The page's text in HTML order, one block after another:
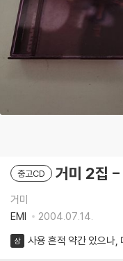
중고CD 거미 2집
거미
EMI
2004.07.14.
상 사용 흔적 약간 있으나,